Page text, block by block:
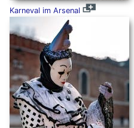
Karneval im Arsenal